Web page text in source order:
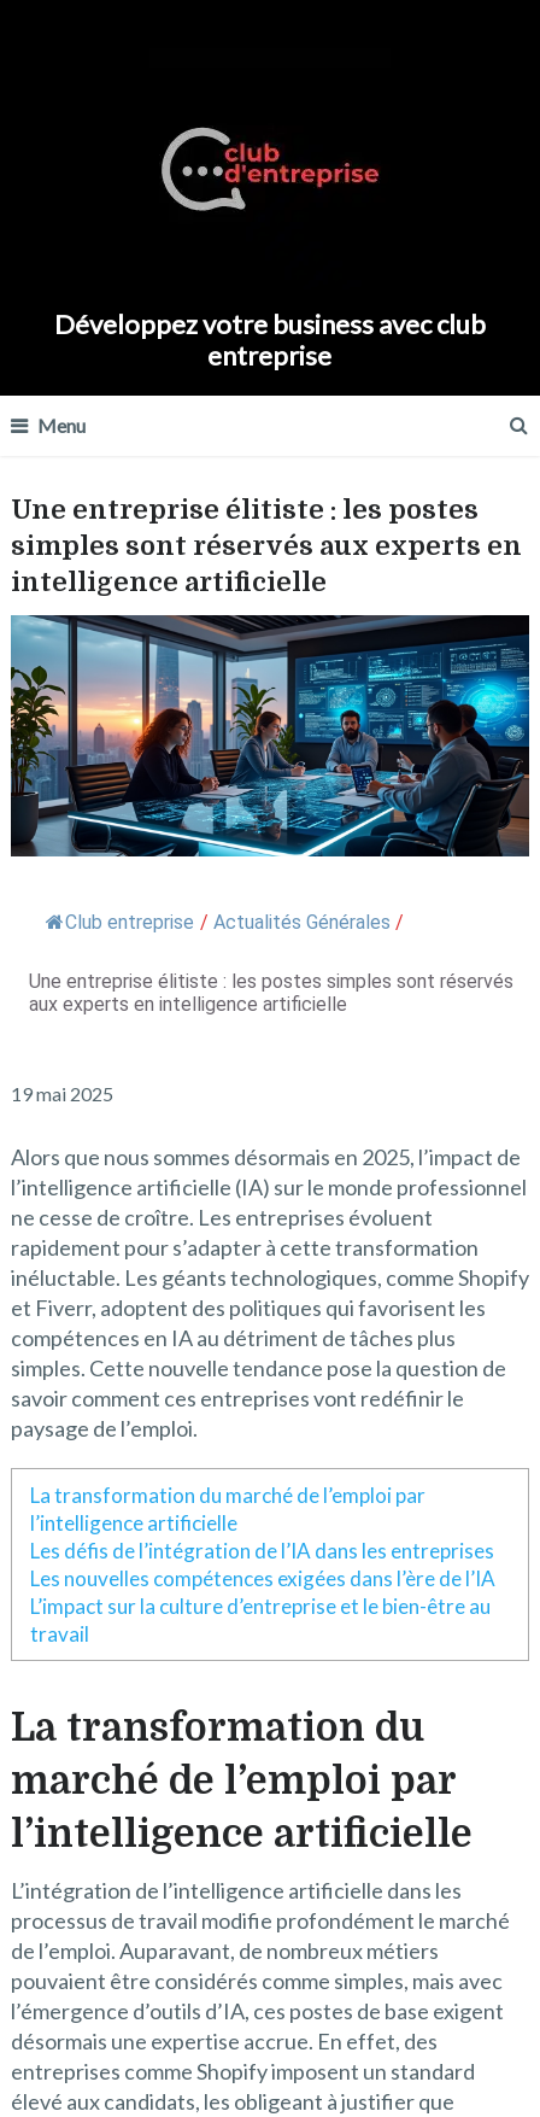
Développez votre business avec club
entreprise
Menu
Une entreprise élitiste : les postes
simples sont réservés aux experts en
intelligence artificielle
Club entreprise / Actualités Générales /
Une entreprise élitiste : les postes simples sont réservés
aux experts en intelligence artificielle
19 mai 2025
Alors que nous sommes désormais en 2025, l’impact de
l’intelligence artificielle (IA) sur le monde professionnel
ne cesse de croître. Les entreprises évoluent
rapidement pour s’adapter à cette transformation
inéluctable. Les géants technologiques, comme Shopify
et Fiverr, adoptent des politiques qui favorisent les
compétences en IA au détriment de tâches plus
simples. Cette nouvelle tendance pose la question de
savoir comment ces entreprises vont redéfinir le
paysage de l’emploi.
La transformation du marché de l’emploi par
l’intelligence artificielle
Les défis de l’intégration de l’IA dans les entreprises
Les nouvelles compétences exigées dans l’ère de l’IA
L’impact sur la culture d’entreprise et le bien-être au
travail
La transformation du
marché de l’emploi par
l’intelligence artificielle
L’intégration de l’intelligence artificielle dans les
processus de travail modifie profondément le marché
de l’emploi. Auparavant, de nombreux métiers
pouvaient être considérés comme simples, mais avec
l’émergence d’outils d’IA, ces postes de base exigent
désormais une expertise accrue. En effet, des
entreprises comme Shopify imposent un standard
élevé aux candidats, les obligeant à justifier que